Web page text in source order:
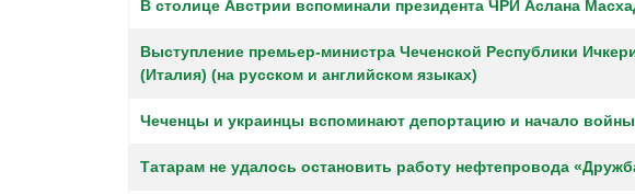
В столице Австрии вспоминали президента ЧРИ Аслана
Выступление премьер-министра Чеченской Республики
(Италия) (на русском и английском языках)
Чеченцы и украинцы вспоминают депортацию и начало войны
Татарам не удалось остановить работу нефтепровода